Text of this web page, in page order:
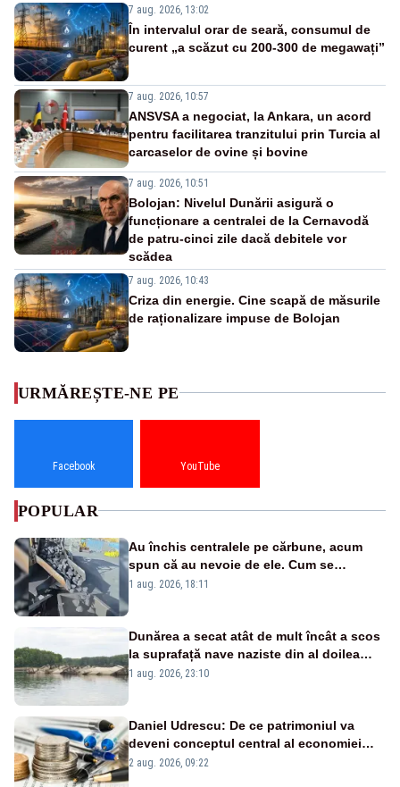
7 aug. 2026, 13:02
În intervalul orar de seară, consumul de
curent „a scăzut cu 200-300 de megawați”
7 aug. 2026, 10:57
ANSVSA a negociat, la Ankara, un acord
pentru facilitarea tranzitului prin Turcia al
carcaselor de ovine și bovine
7 aug. 2026, 10:51
Bolojan: Nivelul Dunării asigură o
funcționare a centralei de la Cernavodă
de patru-cinci zile dacă debitele vor
scădea
7 aug. 2026, 10:43
Criza din energie. Cine scapă de măsurile
de raționalizare impuse de Bolojan
URMĂREȘTE-NE PE
Facebook YouTube
POPULAR
Au închis centralele pe cărbune, acum
spun că au nevoie de ele. Cum se
pasează vina în plină criză energetică
1 aug. 2026, 18:11
Dunărea a secat atât de mult încât a scos
la suprafață nave naziste din al doilea
război mondial
1 aug. 2026, 23:10
Daniel Udrescu: De ce patrimoniul va
deveni conceptul central al economiei
viitoare?
2 aug. 2026, 09:22